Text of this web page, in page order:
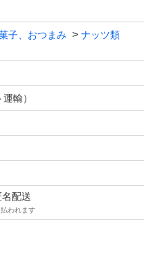
しますので、新鮮なナッツ
子、おつまみ
ナッツ類
輸）
配送
われます